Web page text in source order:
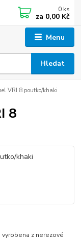
Menu
Hledat
0 ks
za 0,00 Kč
VRI 8 poutko/khaki
8
z nerezové